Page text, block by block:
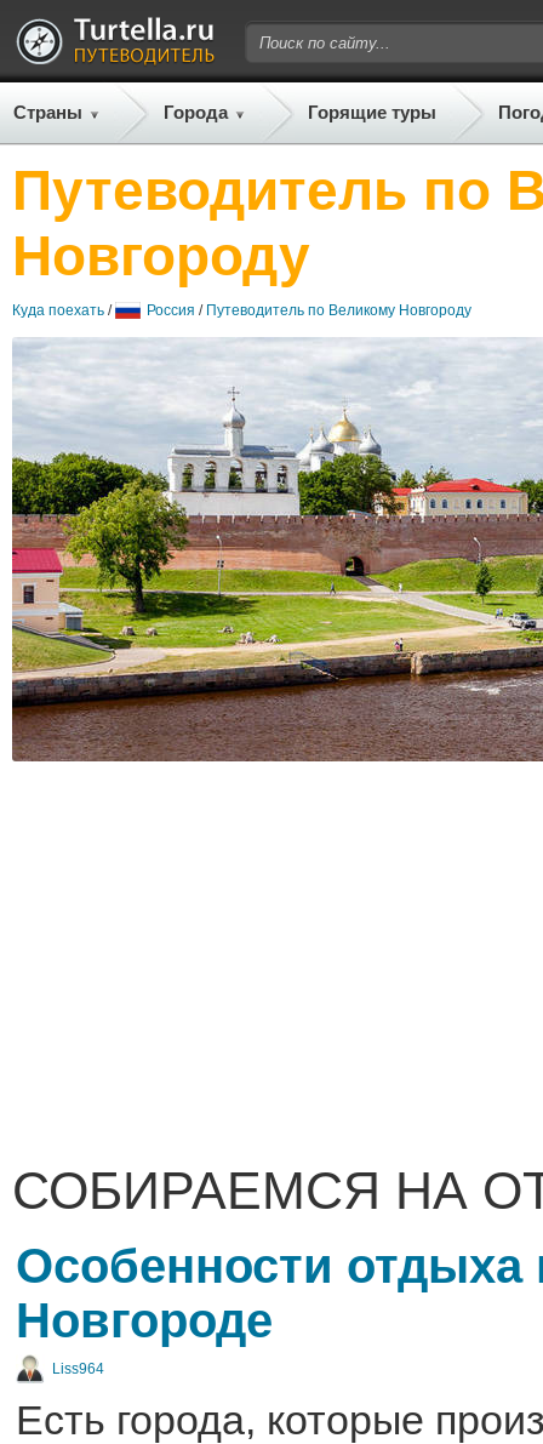
Страны Города Горящие туры
Путеводитель по
Новгороду
Куда поехать / Россия / Путеводитель по Великому Новгороду
СОБИРАЕМСЯ НА
Особенности отдыха
Новгороде
Liss964
Есть города, которые